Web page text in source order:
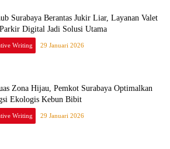
Surabaya Berantas Jukir Liar, Layanan Valet
Digital Jadi Solusi Utama
Writing 29 Januari 2026
Zona Hijau, Pemkot Surabaya Optimalkan
Ekologis Kebun Bibit
Writing 29 Januari 2026